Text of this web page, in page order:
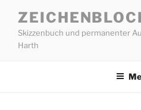
Inhalt
springen
Skizzenbuch und permanenter
Harth